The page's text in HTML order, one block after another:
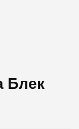
Блек